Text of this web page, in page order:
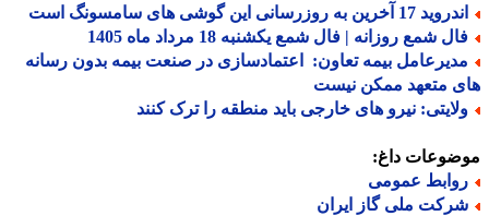
آخرین به روزرسانی این گوشی های سامسونگ است
شمع روزانه | فال شمع یکشنبه 18 مرداد ماه 1405
بیمه تعاون: اعتمادسازی در صنعت بیمه بدون رسانه
متعهد ممکن نیست
نیرو های خارجی باید منطقه را ترک کنند
داغ:
عمومی
ملی گاز ایران